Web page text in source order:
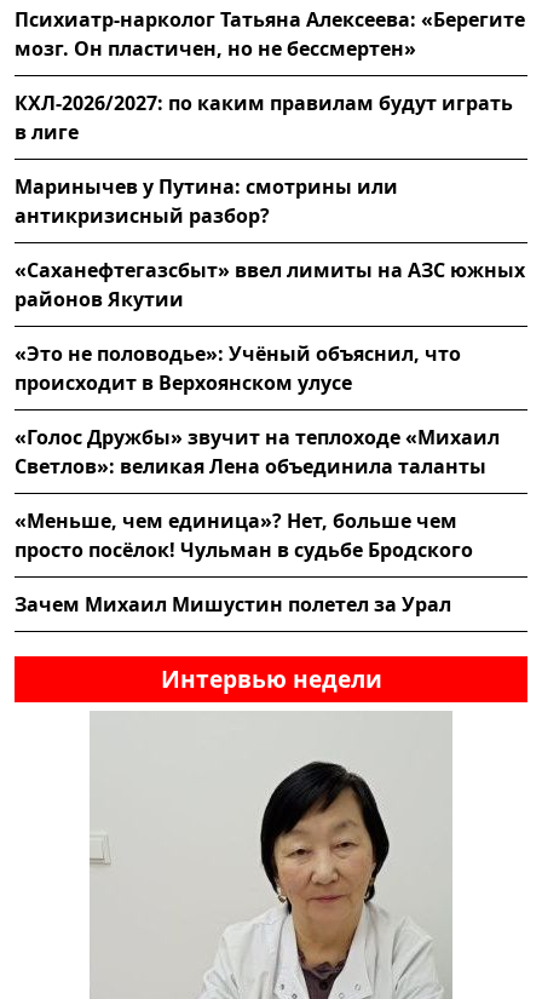
Психиатр-нарколог Татьяна Алексеева: «Берегите
мозг. Он пластичен, но не бессмертен»
КХЛ-2026/2027: по каким правилам будут играть
в лиге
Маринычев у Путина: смотрины или
антикризисный разбор?
«Саханефтегазсбыт» ввел лимиты на АЗС южных
районов Якутии
«Это не половодье»: Учёный объяснил, что
происходит в Верхоянском улусе
«Голос Дружбы» звучит на теплоходе «Михаил
Светлов»: великая Лена объединила таланты
«Меньше, чем единица»? Нет, больше чем
просто посёлок! Чульман в судьбе Бродского
Зачем Михаил Мишустин полетел за Урал
Интервью недели